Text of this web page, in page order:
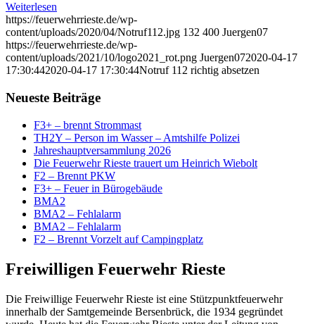
Weiterlesen
https://feuerwehrrieste.de/wp-
content/uploads/2020/04/Notruf112.jpg 132 400 Juergen07
https://feuerwehrrieste.de/wp-
content/uploads/2021/10/logo2021_rot.png Juergen072020-04-17
17:30:442020-04-17 17:30:44Notruf 112 richtig absetzen
Neueste Beiträge
F3+ – brennt Strommast
TH2Y – Person im Wasser – Amtshilfe Polizei
Jahreshauptversammlung 2026
Die Feuerwehr Rieste trauert um Heinrich Wiebolt
F2 – Brennt PKW
F3+ – Feuer in Bürogebäude
BMA2
BMA2 – Fehlalarm
BMA2 – Fehlalarm
F2 – Brennt Vorzelt auf Campingplatz
Freiwilligen Feuerwehr Rieste
Die Freiwillige Feuerwehr Rieste ist eine Stützpunktfeuerwehr
innerhalb der Samtgemeinde Bersenbrück, die 1934 gegründet